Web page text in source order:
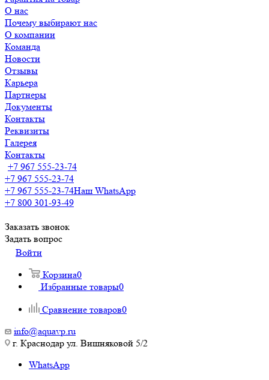
О нас
Почему выбирают нас
О компании
Команда
Новости
Отзывы
Карьера
Партнеры
Документы
Контакты
Реквизиты
Галерея
Контакты
+7 967 555-23-74
+7 967 555-23-74
+7 967 555-23-74Наш WhatsApp
+7 800 301-93-49
Заказать звонок
Задать вопрос
Войти
Корзина0
Избранные товары0
Сравнение товаров0
info@aquavp.ru
г. Краснодар ул. Вишняковой 5/2
WhatsApp